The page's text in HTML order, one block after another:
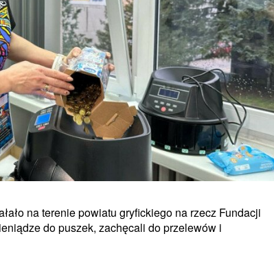
na terenie powiatu gryfickiego na rzecz Fundacji
do puszek, zachęcali do przelewów i